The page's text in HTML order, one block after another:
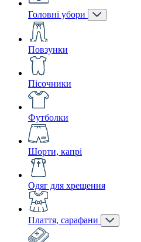
Головні убори
Повзунки
Пісочники
Футболки
Шорти, капрі
Одяг для хрещення
Плаття, сарафани